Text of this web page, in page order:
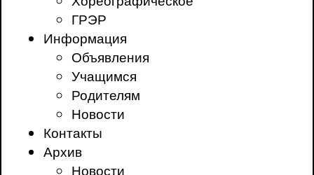
ГРЭР
Информация
Объявления
Учащимся
Родителям
Новости
Контакты
Архив
Новости